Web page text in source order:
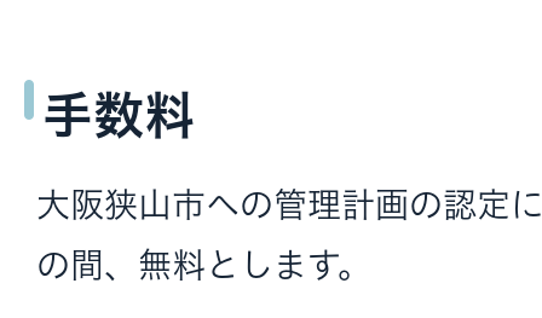
手数料
大阪狭山市への管理計画の認定
の間、無料とします。